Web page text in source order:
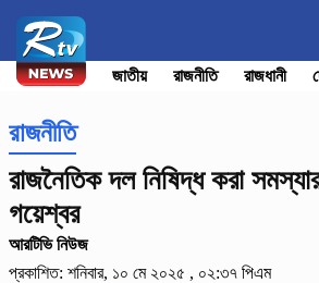
জাতীয় রাজনীতি রাজধানী
রাজনীতি
রাজনৈতিক দল নিষিদ্ধ করা
গয়েশ্বর
আরটিভি নিউজ
প্রকাশিত: শনিবার, ১০ মে ২০২৫ , ০২:৩৭ পিএম